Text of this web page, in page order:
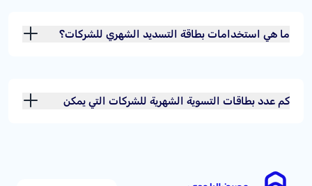
ما هي استخدامات بطاقة التسديد الشهري للشركات؟
كم عدد بطاقات التسوية الشهرية للشركات التي يمكن